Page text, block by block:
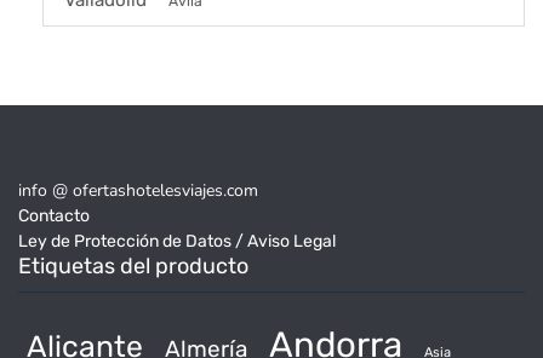
info @ ofertashotelesviajes.com
Contacto
Ley de Protección de Datos / Aviso Legal
Etiquetas del producto
Alicante Almería Andorra Asia